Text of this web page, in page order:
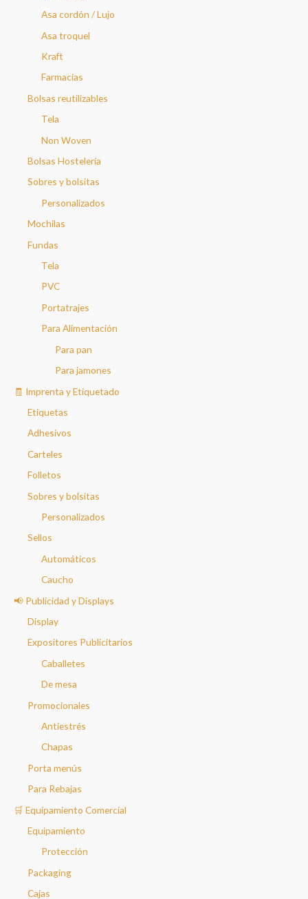
Asa cordón / Lujo
Asa troquel
Kraft
Farmacias
Bolsas reutilizables
Tela
Non Woven
Bolsas Hostelería
Sobres y bolsitas
Personalizados
Mochilas
Fundas
Tela
PVC
Portatrajes
Para Alimentación
Para pan
Para jamones
🧾 Imprenta y Etiquetado
Etiquetas
Adhesivos
Carteles
Folletos
Sobres y bolsitas
Personalizados
Sellos
Automáticos
Caucho
📢 Publicidad y Displays
Display
Expositores Publicitarios
Caballetes
De mesa
Promocionales
Antiestrés
Chapas
Porta menús
Para Rebajas
🛒 Equipamiento Comercial
Equipamiento
Protección
Packaging
Cajas